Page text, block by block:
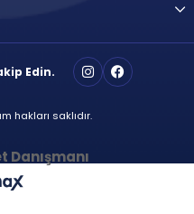
Edin.
hakları saklıdır.
Danışmanı